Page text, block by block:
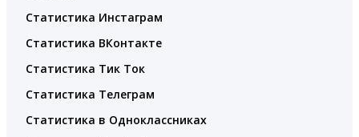
Статистика Инстаграм
Статистика ВКонтакте
Статистика Тик Ток
Статистика Телеграм
Статистика в Одноклассниках